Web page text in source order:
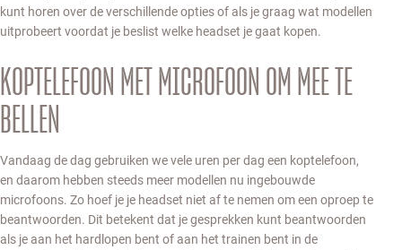
kunt horen over de verschillende opties of als je graag wat modellen
uitprobeert voordat je beslist welke headset je gaat kopen.
KOPTELEFOON MET MICROFOON OM MEE TE
BELLEN
Vandaag de dag gebruiken we vele uren per dag een koptelefoon,
en daarom hebben steeds meer modellen nu ingebouwde
microfoons. Zo hoef je je headset niet af te nemen om een oproep te
beantwoorden. Dit betekent dat je gesprekken kunt beantwoorden
als je aan het hardlopen bent of aan het trainen bent in de